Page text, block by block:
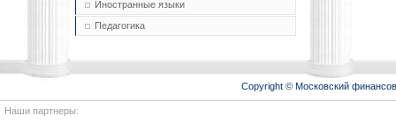
Иностранные языки
Педагогика
Copyright © Московский
Наши партнеры: